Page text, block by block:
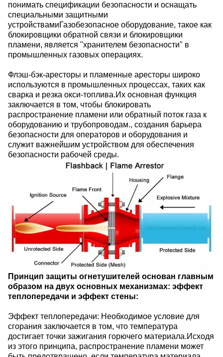
понимать спецификации безопасности и оснащать
специальными защитными
устройствамиГазобезопасное оборудование, такое как
блокировщики обратной связи и блокировщики
пламени, является "хранителем безопасности" в
промышленных газовых операциях.
Флэш-бэк-аресторы и пламенные аресторы широко
используются в промышленных процессах, таких как
сварка и резка окси-топлива.Их основная функция
заключается в том, чтобы блокировать
распространение пламени или обратный поток газа к
оборудованию и трубопроводам., создания барьера
безопасности для операторов и оборудования и
служит важнейшим устройством для обеспечения
безопасности рабочей среды.
Принцип защиты огнетушителей основан главным
образом на двух основных механизмах: эффект
теплопередачи и эффект стены:
Эффект теплопередачи: Необходимое условие для
сгорания заключается в том, что температура
достигает точки зажигания горючего материала.Исходя
из этого принципа, распространение пламени может